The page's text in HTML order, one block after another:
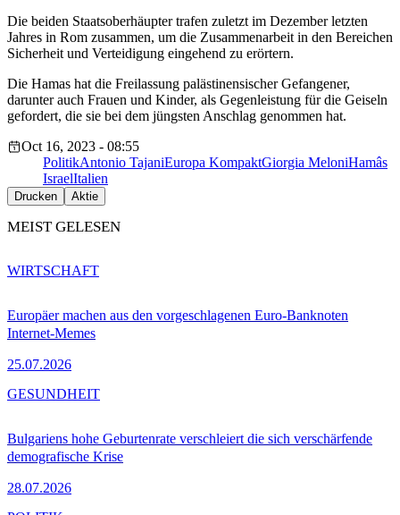
Die beiden Staatsoberhäupter trafen zuletzt im Dezember letzten
Jahres in Rom zusammen, um die Zusammenarbeit in den Bereichen
Sicherheit und Verteidigung eingehend zu erörtern.
Die Hamas hat die Freilassung palästinensischer Gefangener,
darunter auch Frauen und Kinder, als Gegenleistung für die Geiseln
gefordert, die sie bei dem jüngsten Anschlag genommen hat.
Oct 16, 2023 - 08:55
PolitikAntonio TajaniEuropa KompaktGiorgia MeloniHamâs
IsraelItalien
Drucken Aktie
MEIST GELESEN
Europäer machen aus den vorgeschlagenen Euro-Banknoten
Internet-Memes
25.07.2026
WIRTSCHAFT
Bulgariens hohe Geburtenrate verschleiert die sich verschärfende
demografische Krise
28.07.2026
GESUNDHEIT